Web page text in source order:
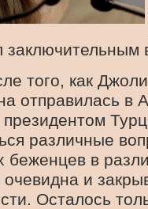
заключительным
того, как
отправилась в
президентом
различные
беженцев в
и
Осталось